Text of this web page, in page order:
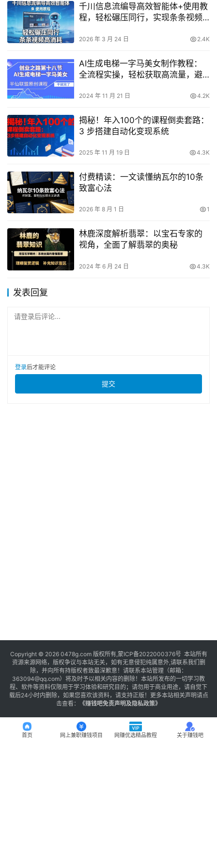
千川信息流编导高效智能体+使用教
程，轻松碾压同行，实现条条视频
2026 年 3 月 24 日 2.4K
AI生成电梯一字马美女制作教程：
全流程实操，轻松获取高流量，避
2024 年 11 月 21 日 4.2K
揭秘！年入100个的课程倒卖套路：
3 步搭建自动化变现系统
2025 年 11 月 19 日 4.3K
付费精读：一文读懂纳瓦尔的10条
致富心法
2026 年 8 月 1 日 1
林鹿深度解析翡翠：以宝石专家的
视角，全面了解翡翠的奥秘
2024 年 6 月 24 日 4.3K
发表回复
请登录后评论...
登录后才能评论
提交
Copyright © 2026 0478g.com 版权所有,蒙ICP备2022000376号 本站所有
资源来源网络，版权争议与本站无关，如有无意侵犯纯属意外,请联系我们删
除，并向所有持版权者致最深歉意！请联系本站管理（邮箱：
363094@qq.com）将及时予以相关内容的删除！本站所发布的一切学习教
程、软件等资料仅限用于学习体验和研究目的；请勿用于商业用途，请自觉下
载后24小时内删除，如果您喜欢该资料，请支持正版！更多本站相关声明请点
击查看：
《赚钱吧免责声明及隐私政策》
首页 网上兼职赚钱项目 网赚优选精品教程 关于赚钱吧